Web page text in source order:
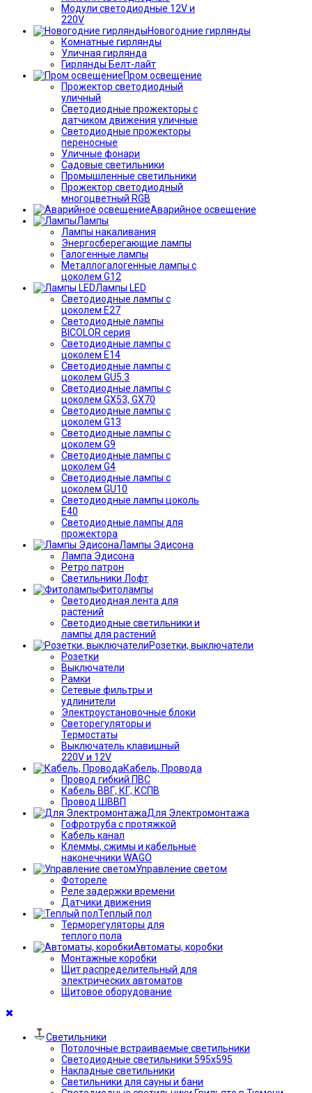
Модули светодиодные 12V и
220V
Новогодние гирлянды
Комнатные гирлянды
Уличная гирлянда
Гирлянды Белт-лайт
Пром освещение
Прожектор светодиодный
уличный
Светодиодные прожекторы с
датчиком движения уличные
Светодиодные прожекторы
переносные
Уличные фонари
Садовые светильники
Промышленные светильники
Прожектор светодиодный
многоцветный RGB
Аварийное освещение
Лампы
Лампы накаливания
Энергосберегающие лампы
Галогенные лампы
Металлогалогенные лампы с
цоколем G12
Лампы LED
Светодиодные лампы с
цоколем E27
Светодиодные лампы
BICOLOR серия
Светодиодные лампы с
цоколем E14
Светодиодные лампы с
цоколем GU5.3
Светодиодные лампы с
цоколем GX53, GX70
Светодиодные лампы с
цоколем G13
Светодиодные лампы с
цоколем G9
Светодиодные лампы с
цоколем G4
Светодиодные лампы с
цоколем GU10
Светодиодные лампы цоколь
Е40
Светодиодные лампы для
прожектора
Лампы Эдисона
Лампа Эдисона
Ретро патрон
Светильники Лофт
Фитолампы
Светодиодная лента для
растений
Светодиодные светильники и
лампы для растений
Розетки, выключатели
Розетки
Выключатели
Рамки
Сетевые фильтры и
удлинители
Электроустановочные блоки
Светорегуляторы и
Термостаты
Выключатель клавишный
220V и 12V
Кабель, Провода
Провод гибкий ПВС
Кабель ВВГ, КГ, КСПВ
Провод ШВВП
Для Электромонтажа
Гофротруба с протяжкой
Кабель канал
Клеммы, сжимы и кабельные
наконечники WAGO
Управление светом
Фотореле
Реле задержки времени
Датчики движения
Теплый пол
Терморегуляторы для
теплого пола
Автоматы, коробки
Монтажные коробки
Щит распределительный для
электрических автоматов
Щитовое оборудование
Светильники
Потолочные встраиваемые светильники
Светодиодные светильники 595х595
Накладные светильники
Светильники для сауны и бани